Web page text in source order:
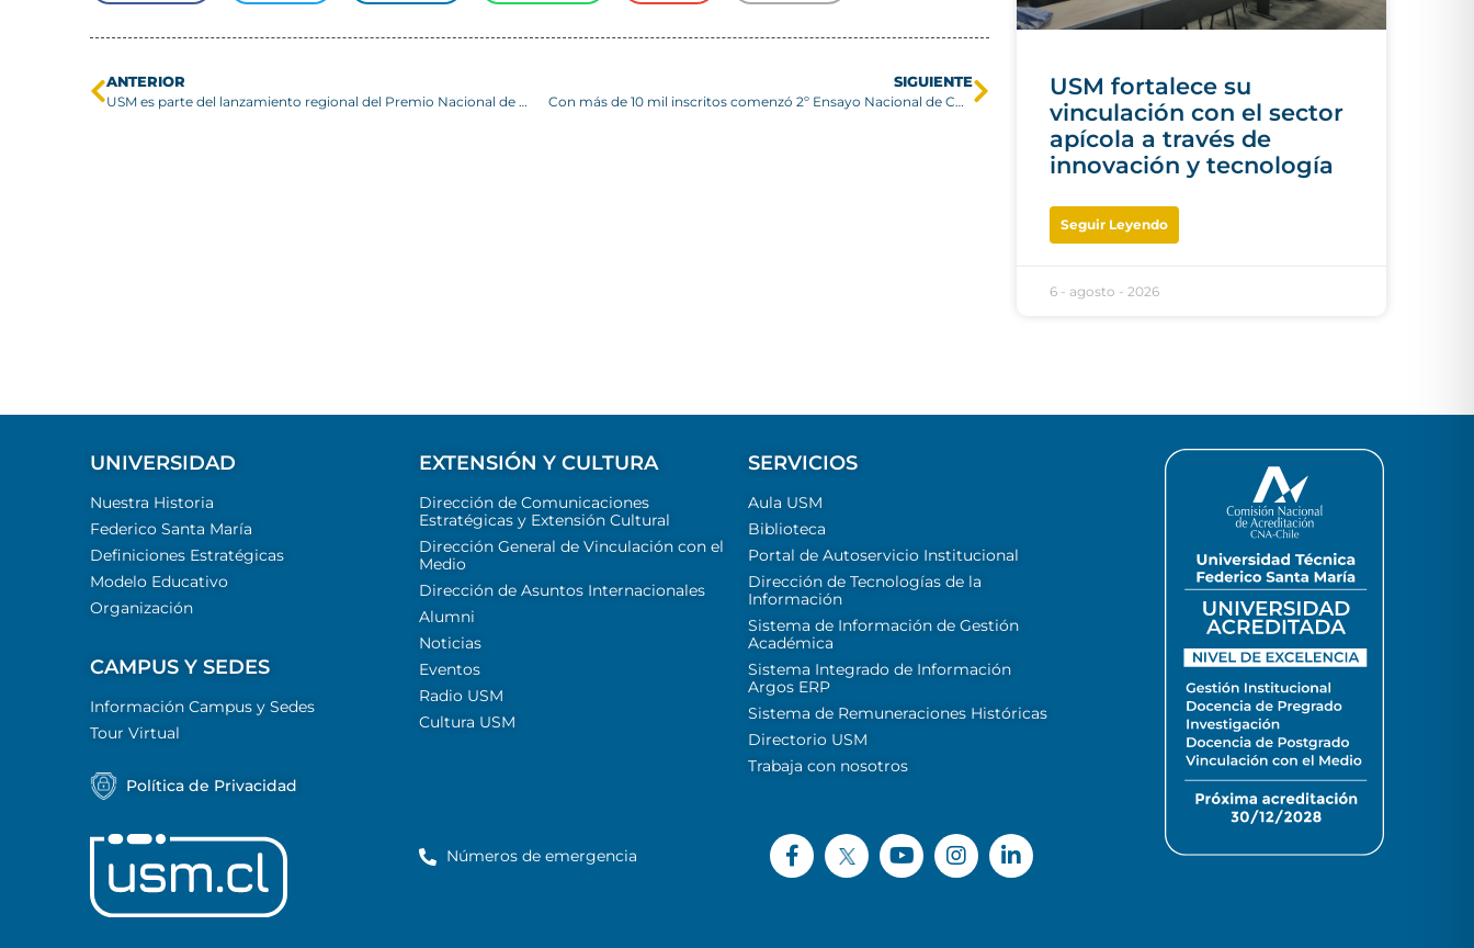
ANTERIOR
USM es parte del lanzamiento regional del Premio Nacional de Innovación Avonni 2022
SIGUIENTE
Con más de 10 mil inscritos comenzó 2º Ensayo Nacional de CPECH y la USM
USM fortalece su
vinculación con el sector
apícola a través de
innovación y tecnología
Seguir Leyendo
6 - agosto - 2026
UNIVERSIDAD
Nuestra Historia
Federico Santa María
Definiciones Estratégicas
Modelo Educativo
Organización
CAMPUS Y SEDES
Información Campus y Sedes
Tour Virtual
Política de Privacidad
EXTENSIÓN Y CULTURA
Dirección de Comunicaciones
Estratégicas y Extensión Cultural
Dirección General de Vinculación con el
Medio
Dirección de Asuntos Internacionales
Alumni
Noticias
Eventos
Radio USM
Cultura USM
SERVICIOS
Aula USM
Biblioteca
Portal de Autoservicio Institucional
Dirección de Tecnologías de la
Información
Sistema de Información de Gestión
Académica
Sistema Integrado de Información
Argos ERP
Sistema de Remuneraciones Históricas
Directorio USM
Trabaja con nosotros
Números de emergencia